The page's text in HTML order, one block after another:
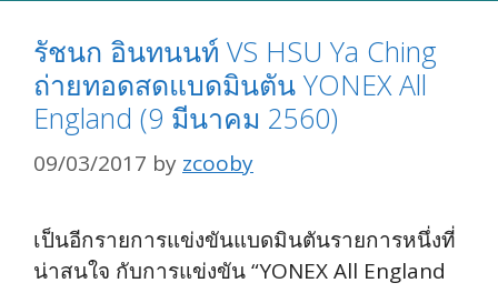
รัชนก อินทนนท์ VS HSU Ya Ching
ถ่ายทอดสดแบดมินตัน YONEX All
England (9 มีนาคม 2560)
09/03/2017 by zcooby
เป็นอีกรายการแข่งขันแบดมินตันรายการหนึ่งที่
น่าสนใจ กับการแข่งขัน “YONEX All England